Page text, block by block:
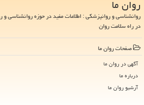
روان ما
روانشناسی و روانپزشکی : اطلاعات مفید در حوزه روانشناسی و
در راه سلامت روان
صفحات روان ما
آگهی در روان ما
درباره ما
آرشیو روان ما